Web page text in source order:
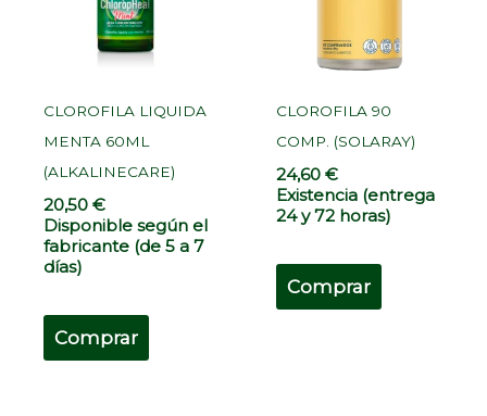
CLOROFILA LIQUIDA
MENTA 60ML
(ALKALINECARE)
20,50€
Disponible según el
fabricante (de 5 a 7
días)
Comprar
CLOROFILA 90
COMP. (SOLARAY)
24,60€
Existencia (entrega
24 y 72 horas)
Comprar